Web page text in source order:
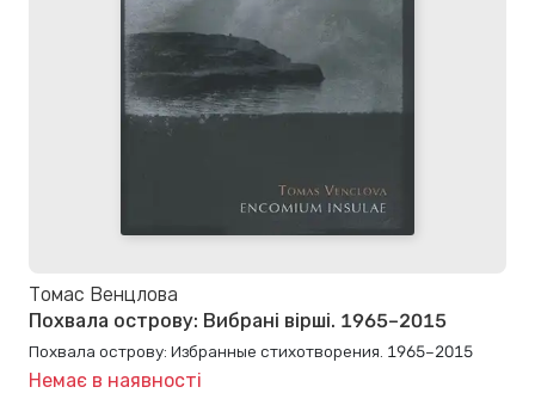
Томас Венцлова
Похвала острову: Вибрані вірші. 1965–2015
Похвала острову: Избранные стихотворения. 1965–2015
Немає в наявності